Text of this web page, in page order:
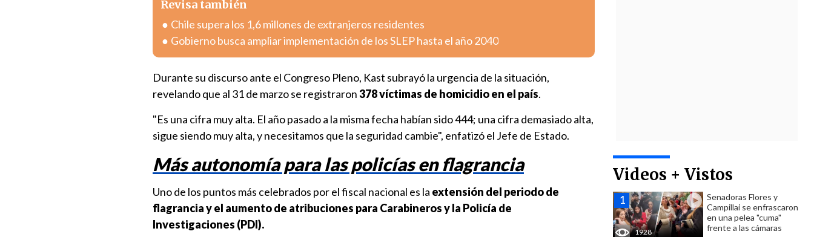
Videos + Vistos
1928
Senadoras Flores y
Campillai se enfrascaron
en una pelea "cuma"
frente a las cámaras
Revisa también
Chile supera los 1,6 millones de extranjeros residentes
Gobierno busca ampliar implementación de los SLEP hasta el año 2040
Durante su discurso ante el Congreso Pleno, Kast subrayó la urgencia de la situación,
revelando que al 31 de marzo se registraron378 víctimas de homicidio en el país.
"Es una cifra muy alta. El año pasado a la misma fecha habían sido 444; una cifra demasiado alta,
sigue siendo muy alta, y necesitamos que la seguridad cambie", enfatizó el Jefe de Estado.
Más autonomía para las policías en flagrancia
Uno de los puntos más celebrados por el fiscal nacional es la extensión del periodo de
flagrancia y el aumento de atribuciones para Carabineros y la Policía de
Investigaciones (PDI).